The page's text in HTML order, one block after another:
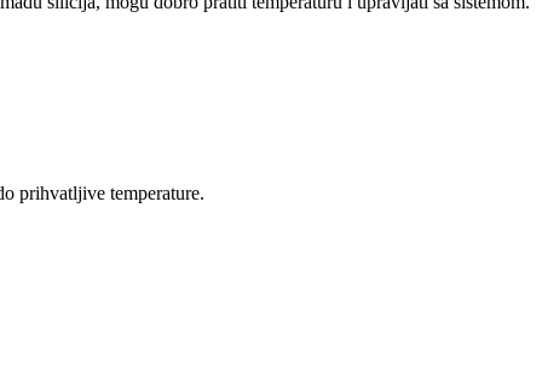
prihvatljive temperature.